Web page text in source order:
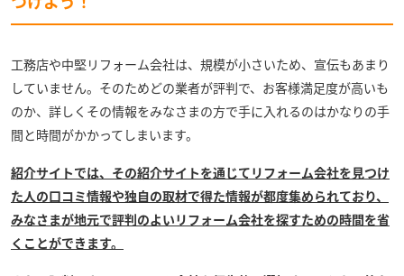
工務店や中堅リフォーム会社は、規模が小さいため、宣伝もあまり
していません。そのためどの業者が評判で、お客様満足度が高いも
のか、詳しくその情報をみなさまの方で手に入れるのはかなりの手
間と時間がかかってしまいます。
紹介サイトでは、その紹介サイトを通じてリフォーム会社を見つけ
た人の口コミ情報や独自の取材で得た情報が都度集められており、
みなさまが地元で評判のよいリフォーム会社を探すための時間を省
くことができます。